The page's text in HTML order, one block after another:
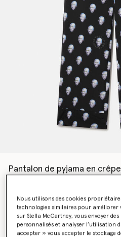
Pantalon de pyjama en
Couleur Multicolore
Nous utilisons des cookies
technologies similaires pour améliorer
sur Stella McCartney, vous envoyer
personnalisés et analyser l’utilisation
accepter » vous accepter le stockage